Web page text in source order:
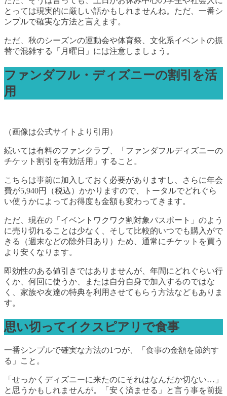
とっては現実的に厳しい話かもしれませんね。ただ、一番シ
ンプルで確実な方法と言えます。
ただ、秋のシーズンの運動会や体育祭、文化系イベントの振
替で混雑する「月曜日」には注意しましょう。
ファンダフル・ディズニーの割引を活
用
（画像は公式サイトより引用）
続いては有料のファンクラブ、「ファンダフルディズニーの
チケット割引を有効活用」すること。
こちらは事前に加入しておく必要がありますし、さらに年会
費が5,940円（税込）かかりますので、トータルでどれぐら
い使うかによってお得度も金額も変わってきます。
ただ、現在の「イベントワクワク割対象パスポート」のよう
に売り切れることは少なく、そして比較的いつでも購入がで
きる（週末などの除外日あり）ため、通常にチケットを買う
より安くなります。
即効性のある値引きではありませんが、年間にどれぐらい行
くか、何回に使うか、または自分自身で加入するのではな
く、家族や友達の特典を利用させてもらう方法などもありま
す。
思い切ってイクスピアリで食事
一番シンプルで確実な方法の1つが、「食事の金額を節約す
る」こと。
「せっかくディズニーに来たのにそれはなんだか切ない…」
と思うかもしれませんが。「安く済ませる」と言う事を前提